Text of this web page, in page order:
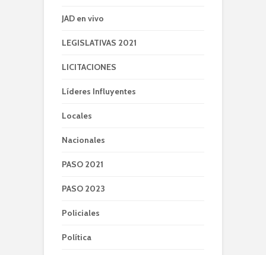
JAD en vivo
LEGISLATIVAS 2021
LICITACIONES
Líderes Influyentes
Locales
Nacionales
PASO 2021
PASO 2023
Policiales
Política